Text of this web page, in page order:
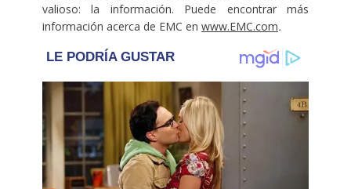
valioso: la información. Puede encontrar más
información acerca de EMC en www.EMC.com.